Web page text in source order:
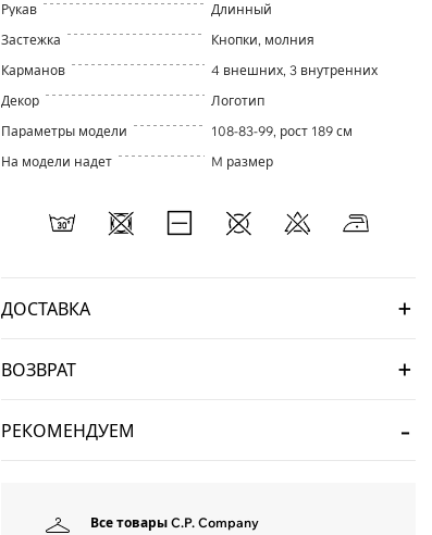
Рукав
Длинный
Застежка
Кнопки, молния
Карманов
4 внешних, 3 внутренних
Декор
Логотип
Параметры модели
108-83-99, рост 189 см
На модели надет
M размер
ДОСТАВКА
ВОЗВРАТ
РЕКОМЕНДУЕМ
Все товары C.P. Company